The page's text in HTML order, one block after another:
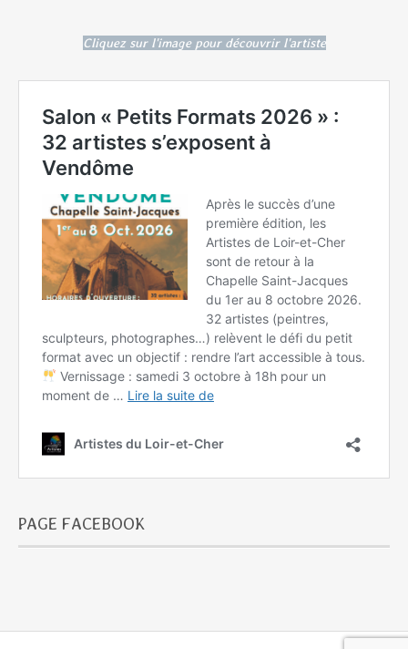
Cliquez sur l'image pour découvrir l'artiste
PAGE FACEBOOK